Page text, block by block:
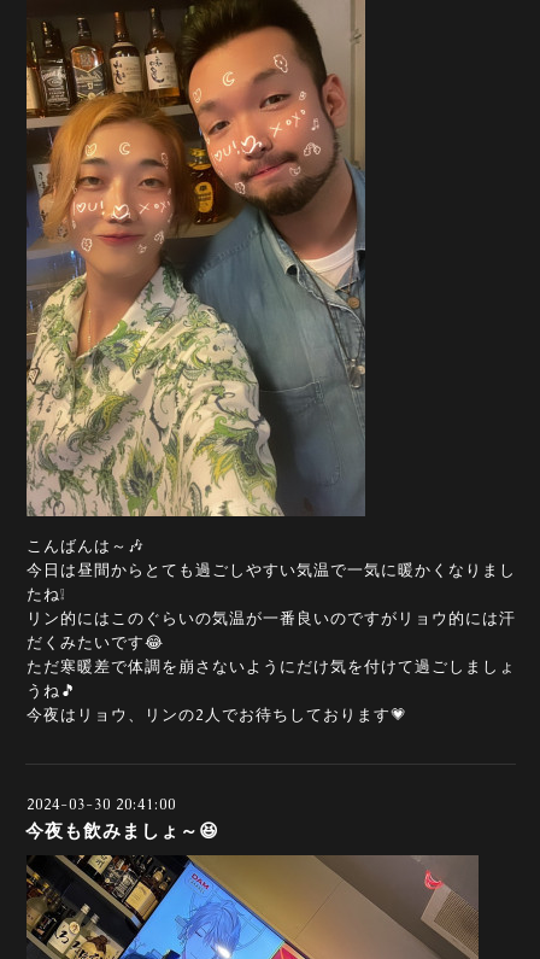
こんばんは～🎶
今日は昼間からとても過ごしやすい気温で一気に暖かくなりまし
たね❕
リン的にはこのぐらいの気温が一番良いのですがリョウ的には汗
だくみたいです😂
ただ寒暖差で体調を崩さないようにだけ気を付けて過ごしましょ
うね🎵
今夜はリョウ、リンの2人でお待ちしております💗
2024-03-30 20:41:00
今夜も飲みましょ～😆